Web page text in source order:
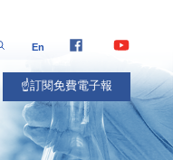
En
☝️訂閱免費電子報